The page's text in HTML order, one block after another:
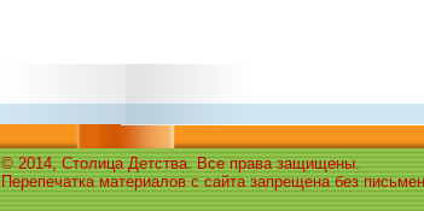
© 2014, Столица Детства. Все права защищены.
Перепечатка материалов с сайта запрещена без